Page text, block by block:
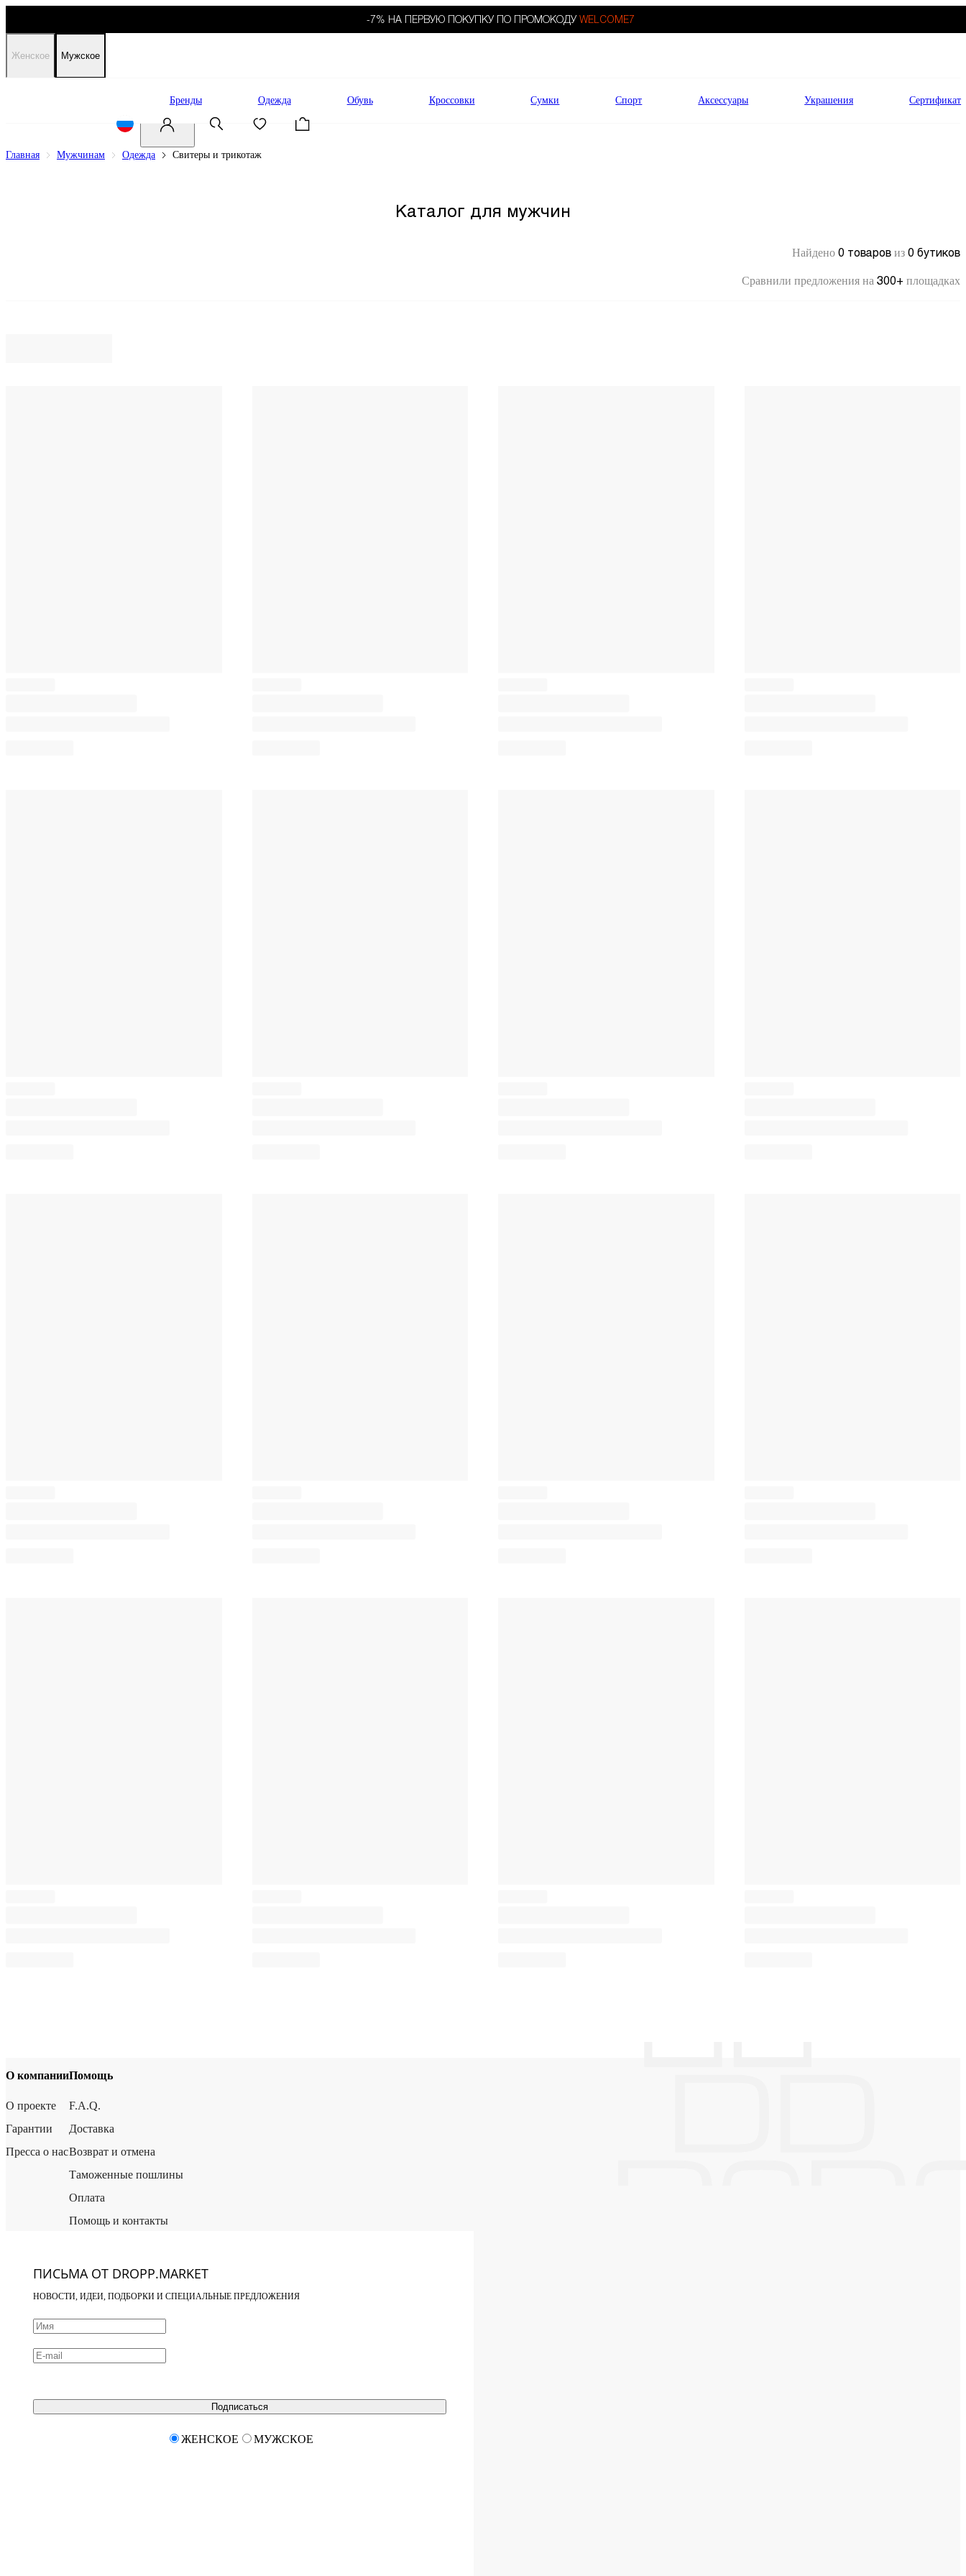
-7% НА ПЕРВУЮ ПОКУПКУ ПО ПРОМОКОДУ WELCOME7
Женское Мужское
Бренды Одежда Обувь Кроссовки Сумки Спорт Аксессуары Украшения Сертификат
Главная Мужчинам Одежда Свитеры и трикотаж
Каталог для мужчин
Найдено 0 товаров из 0 бутиков
Сравнили предложения на 300+ площадках
О компании
О проекте
Гарантии
Пресса о нас
Помощь
F.A.Q.
Доставка
Возврат и отмена
Таможенные пошлины
Оплата
Помощь и контакты
ПИСЬМА ОТ DROPP.MARKET
НОВОСТИ, ИДЕИ, ПОДБОРКИ И СПЕЦИАЛЬНЫЕ ПРЕДЛОЖЕНИЯ
Подписаться
ЖЕНСКОЕ МУЖСКОЕ